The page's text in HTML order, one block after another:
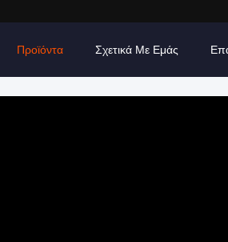
Προϊόντα Σχετικά Με Εμάς